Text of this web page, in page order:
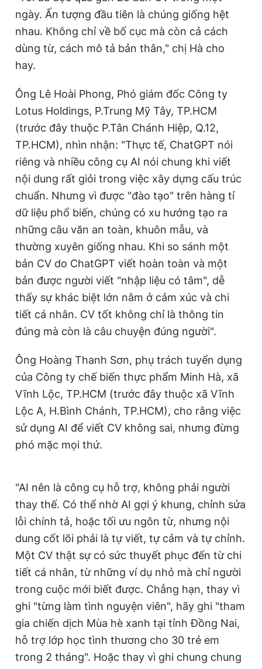
ngày. Ấn tượng đầu tiên là chúng giống hệt
nhau. Không chỉ về bố cục mà còn cả cách
dùng từ, cách mô tả bản thân," chị Hà cho
hay.
Ông Lê Hoài Phong, Phó giám đốc Công ty
Lotus Holdings, P.Trung Mỹ Tây, TP.HCM
(trước đây thuộc P.Tân Chánh Hiệp, Q.12,
TP.HCM), nhìn nhận: "Thực tế, ChatGPT nói
riêng và nhiều công cụ AI nói chung khi viết
nội dung rất giỏi trong việc xây dựng cấu trúc
chuẩn. Nhưng vì được "đào tạo" trên hàng tỉ
dữ liệu phổ biến, chúng có xu hướng tạo ra
những câu văn an toàn, khuôn mẫu, và
thường xuyên giống nhau. Khi so sánh một
bản CV do ChatGPT viết hoàn toàn và một
bản được người viết "nhập liệu có tâm", dễ
thấy sự khác biệt lớn nằm ở cảm xúc và chi
tiết cá nhân. CV tốt không chỉ là thông tin
đúng mà còn là câu chuyện đúng người".
Ông Hoàng Thanh Sơn, phụ trách tuyển dụng
của Công ty chế biến thực phẩm Minh Hà, xã
Vĩnh Lộc, TP.HCM (trước đây thuộc xã Vĩnh
Lộc A, H.Bình Chánh, TP.HCM), cho rằng việc
sử dụng AI để viết CV không sai, nhưng đừng
phó mặc mọi thứ.
"AI nên là công cụ hỗ trợ, không phải người
thay thế. Có thể nhờ AI gợi ý khung, chỉnh sửa
lỗi chính tả, hoặc tối ưu ngôn từ, nhưng nội
dung cốt lõi phải là tự viết, tự cảm và tự chỉnh.
Một CV thật sự có sức thuyết phục đến từ chi
tiết cá nhân, từ những ví dụ nhỏ mà chỉ người
trong cuộc mới biết được. Chẳng hạn, thay vì
ghi "từng làm tình nguyện viên", hãy ghi "tham
gia chiến dịch Mùa hè xanh tại tỉnh Đồng Nai,
hỗ trợ lớp học tình thương cho 30 trẻ em
trong 2 tháng". Hoặc thay vì ghi chung chung